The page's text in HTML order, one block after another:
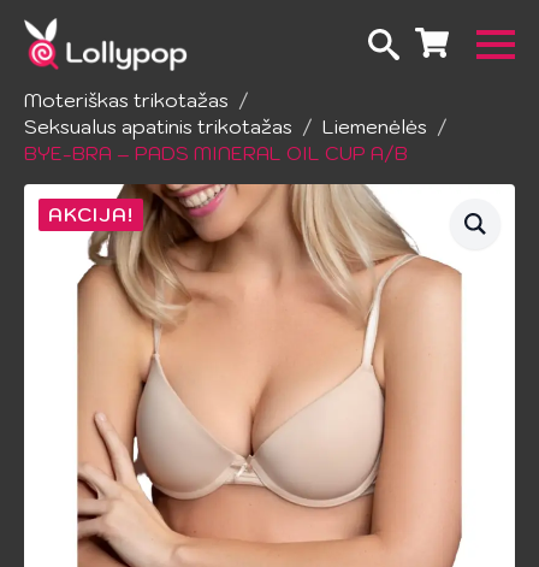
Pradžia
Apatinis trikotažas
Moteriškas trikotažas
Seksualus apatinis trikotažas
Liemenėlės
BYE-BRA – PADS MINERAL OIL CUP A/B
AKCIJA!